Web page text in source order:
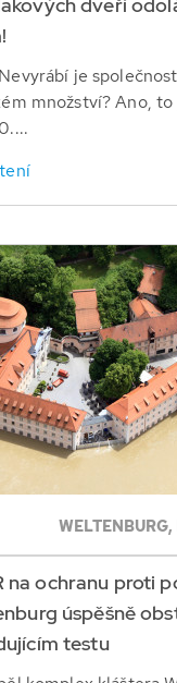
dveří
je
množství? Ano, to
na ochranu proti
úspěšně
testu